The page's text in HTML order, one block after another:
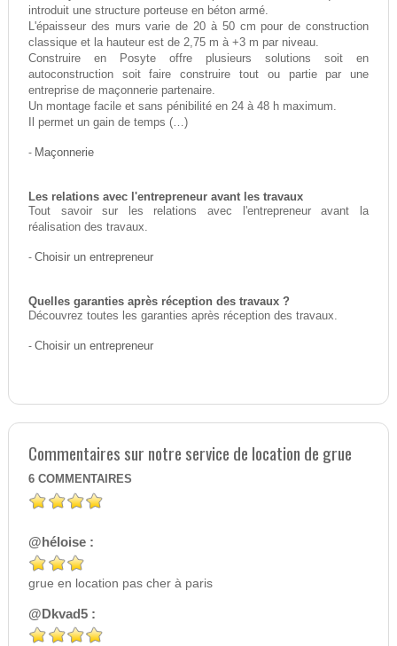
introduit une structure porteuse en béton armé.
L'épaisseur des murs varie de 20 à 50 cm pour de construction
classique et la hauteur est de 2,75 m à +3 m par niveau.
Construire en Posyte offre plusieurs solutions soit en
autoconstruction soit faire construire tout ou partie par une
entreprise de maçonnerie partenaire.
Un montage facile et sans pénibilité en 24 à 48 h maximum.
Il permet un gain de temps (…)
- Maçonnerie
Les relations avec l'entrepreneur avant les travaux
Tout savoir sur les relations avec l'entrepreneur avant la
réalisation des travaux.
- Choisir un entrepreneur
Quelles garanties après réception des travaux ?
Découvrez toutes les garanties après réception des travaux.
- Choisir un entrepreneur
Commentaires sur notre service de location de grue
6 COMMENTAIRES
@héloise :
grue en location pas cher à paris
@Dkvad5 :